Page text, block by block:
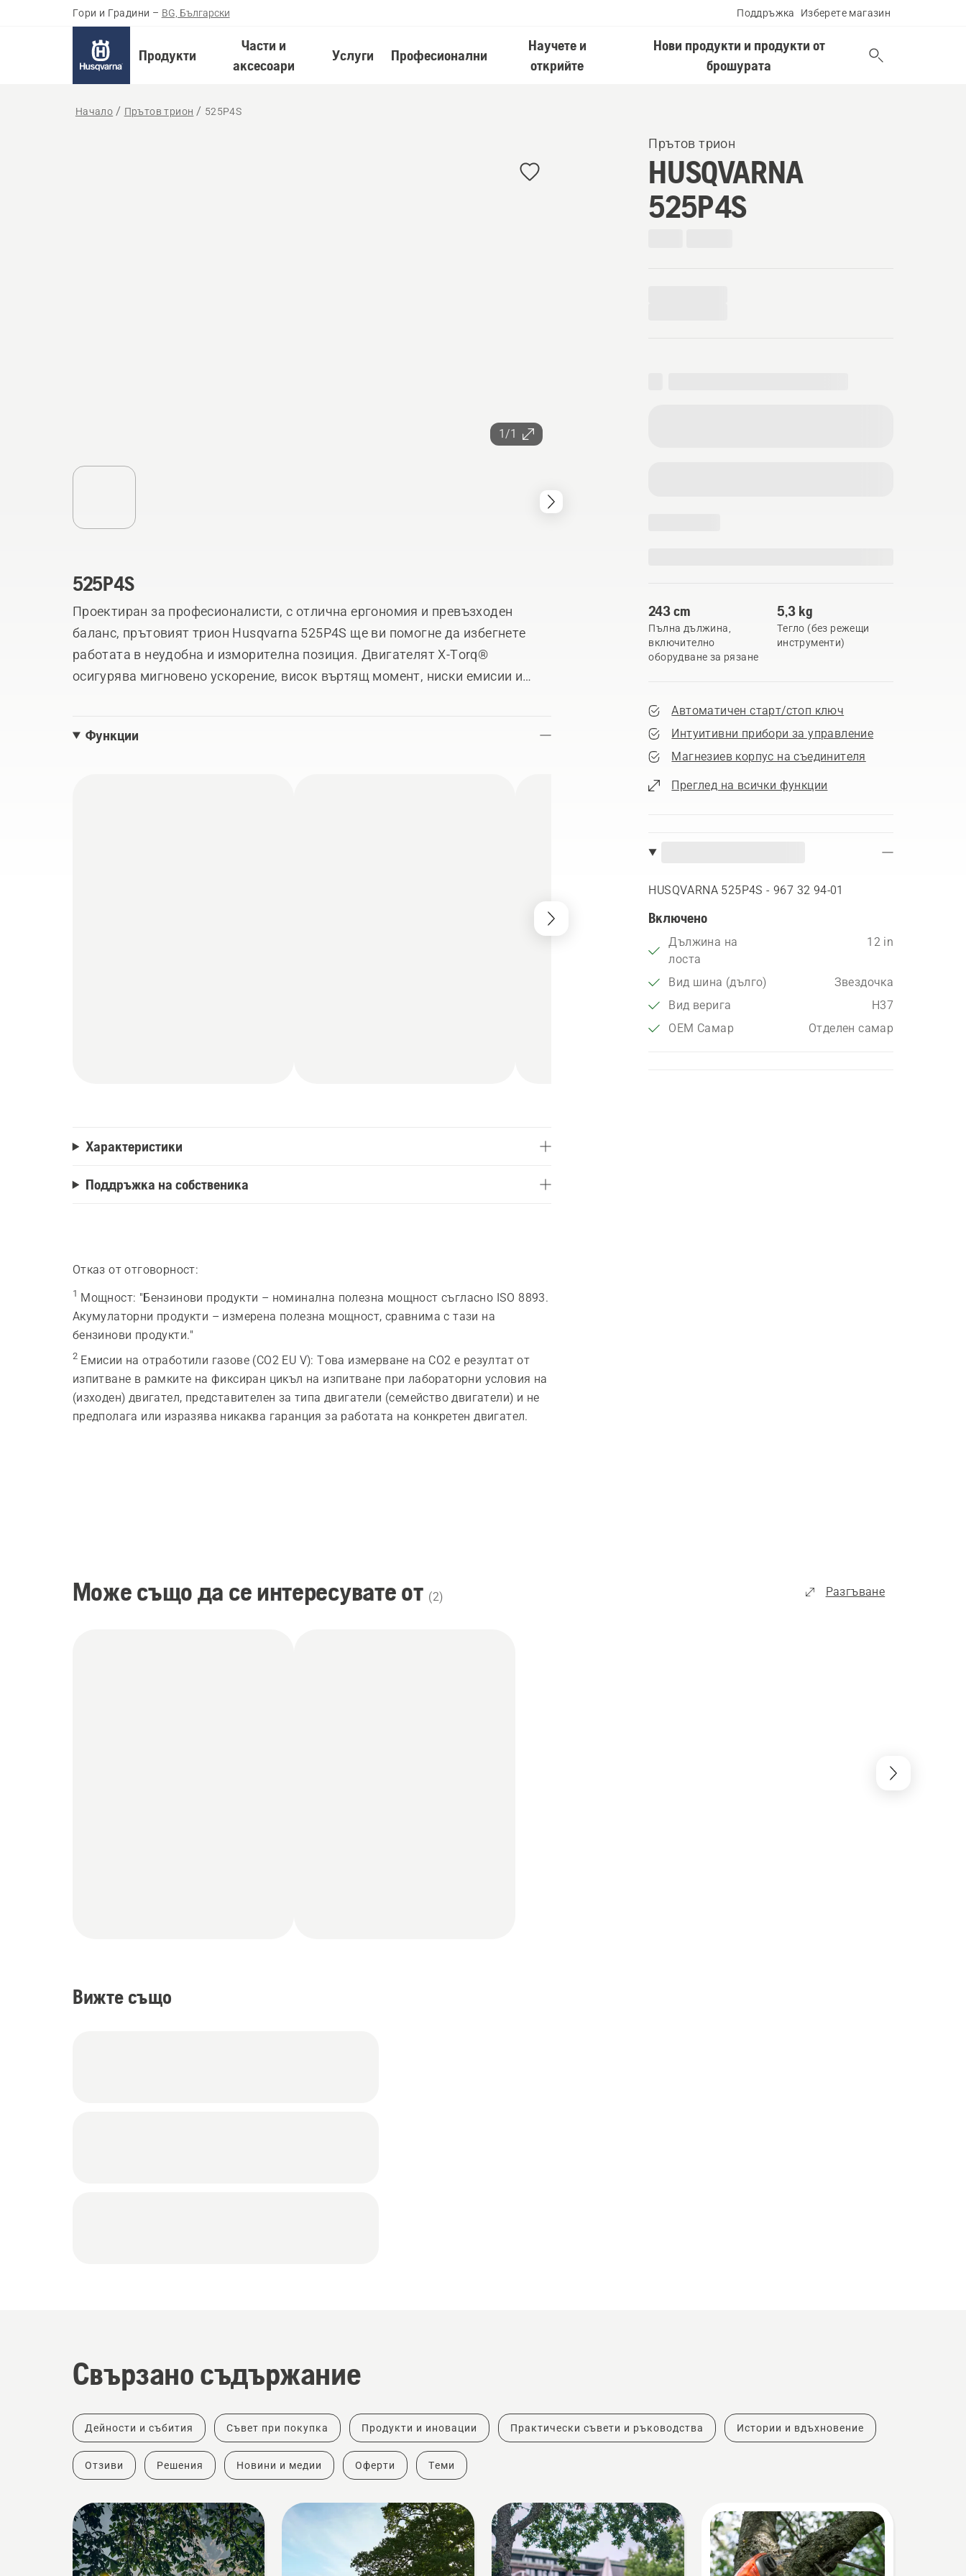
Гори и Градини – BG, Български Поддръжка Изберете магазин
Продукти
Части и
аксесоари
Услуги Професионални
Научете и
открийте
Нови продукти и продукти от
брошурата
Начало Прътов трион 525P4S
1/1
Прътов трион
HUSQVARNA
525P4S
243 cm
Пълна дължина,
включително
оборудване за рязане
5,3 kg
Тегло (без режещи
инструменти)
Автоматичен старт/стоп ключ
Интуитивни прибори за управление
Магнезиев корпус на съединителя
Преглед на всички функции
HUSQVARNA 525P4S - 967 32 94‑01
Включено
Дължина на
лоста
12 in
Вид шина (дълго)
Звездочка
Вид верига
H37
OEM Самар
Отделен самар
525P4S
Проектиран за професионалисти, с отлична ергономия и превъзходен
баланс, прътовият трион Husqvarna 525P4S ще ви помогне да избегнете
работата в неудобна и изморителна позиция. Двигателят X-Torq®
осигурява мигновено ускорение, висок въртящ момент, ниски емисии и
Функции
Характеристики
Поддръжка на собственика
Отказ от отговорност:
1 Мощност: "Бензинови продукти – номинална полезна мощност съгласно ISO 8893.
Акумулаторни продукти – измерена полезна мощност, сравнима с тази на
бензинови продукти."
2 Емисии на отработили газове (CO2 EU V):Това измерване на CO2 е резултат от
изпитване в рамките на фиксиран цикъл на изпитване при лабораторни условия на
(изходен) двигател, представителен за типа двигатели (семейство двигатели) и не
предполага или изразява никаква гаранция за работата на конкретен двигател.
Може също да се интересувате от (2) Разгъване
Вижте също
Свързано съдържание
Дейности и събития Съвет при покупка Продукти и иновации Практически съвети и ръководства Истории и вдъхновение
Отзиви Решения Новини и медии Оферти Теми